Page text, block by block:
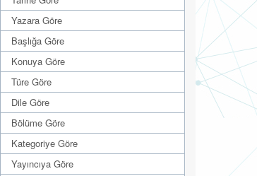
Yazara Göre
Başlığa Göre
Konuya Göre
Türe Göre
Dile Göre
Bölüme Göre
Kategoriye Göre
Yayıncıya Göre